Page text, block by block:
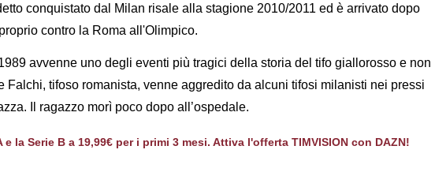
conquistato dal Milan risale alla stagione 2010/2011 ed è arrivato dopo
contro la Roma all'Olimpico.
avvenne uno degli eventi più tragici della storia del tifo giallorosso e non
Falchi, tifoso romanista, venne aggredito da alcuni tifosi milanisti nei pressi
Il ragazzo morì poco dopo all’ospedale.
e la Serie B a 19,99€ per i primi 3 mesi. Attiva l'offerta TIMVISION con DAZN!